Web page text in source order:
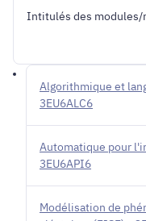
Intitulés des modules/
Algorithmique et
3EU6ALC6
Automatique pour
3EU6API6
Modélisation de